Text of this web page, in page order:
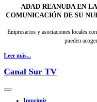
ADAD REANUDA EN
COMUNICACIÓN DE SU
Empresarios y asociaciones locales
pueden
Leer más...
Canal Sur TV
Imprimir